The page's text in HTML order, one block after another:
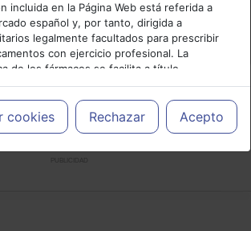
Cancelar
incluida en la Página Web está referida a
español y, por tanto, dirigida a
legalmente facultados para prescribir
con ejercicio profesional. La
de los fármacos se facilita a título
siendo responsabilidad de los
prescribir medicamentos y decidir, en
el tratamiento más adecuado a las
cookies Rechazar Acepto